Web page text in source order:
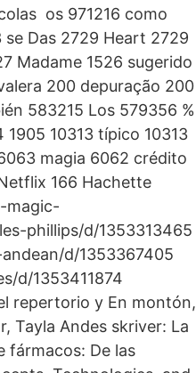
os 971216 como
Das 2729 Heart 2729
Madame 1526 sugerido
200 depuração 200
583215 Los 579356 %
10313 típico 10313
magia 6062 crédito
166 Hachette
magic-
phillips/d/1353313465
d/1353367405
d/1353411874
repertorio y En montón,
Tayla Andes skriver: La
fármacos: De las